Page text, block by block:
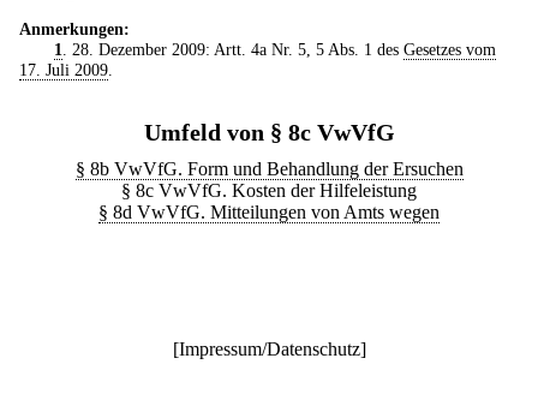
Anmerkungen:
1
. 28. Dezember 2009: Artt. 4a Nr. 5, 5 Abs. 1 des Gesetzes vom
17. Juli 2009
Umfeld von § 8c VwVfG
§ 8b VwVfG. Form und Behandlung der Ersuchen
§ 8c VwVfG. Kosten der Hilfeleistung
§ 8d VwVfG. Mitteilungen von Amts wegen
[Impressum/Datenschutz]